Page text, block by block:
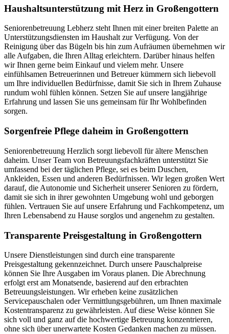
Haushalts­unterstützung mit Herz in Großengottern
Seniorenbetreuung Lebherz steht Ihnen mit einer breiten Palette an
Unterstützungsdiensten im Haushalt zur Verfügung. Von der
Reinigung über das Bügeln bis hin zum Aufräumen übernehmen wir
alle Aufgaben, die Ihren Alltag erleichtern. Darüber hinaus helfen
wir Ihnen gerne beim Einkauf und vielem mehr. Unsere
einfühlsamen Betreuerinnen und Betreuer kümmern sich liebevoll
um Ihre individuellen Bedürfnisse, damit Sie sich in Ihrem Zuhause
rundum wohl fühlen können. Setzen Sie auf unsere langjährige
Erfahrung und lassen Sie uns gemeinsam für Ihr Wohlbefinden
sorgen.
Sorgenfreie Pflege daheim in Großengottern
Seniorenbetreuung Herzlich sorgt liebevoll für ältere Menschen
daheim. Unser Team von Betreuungsfachkräften unterstützt Sie
umfassend bei der täglichen Pflege, sei es beim Duschen,
Ankleiden, Essen und anderen Bedürfnissen. Wir legen großen Wert
darauf, die Autonomie und Sicherheit unserer Senioren zu fördern,
damit sie sich in ihrer gewohnten Umgebung wohl und geborgen
fühlen. Vertrauen Sie auf unsere Erfahrung und Fachkompetenz, um
Ihren Lebensabend zu Hause sorglos und angenehm zu gestalten.
Transparente Preisgestaltung in Großengottern
Unsere Dienstleistungen sind durch eine transparente
Preisgestaltung gekennzeichnet. Durch unsere Pauschalpreise
können Sie Ihre Ausgaben im Voraus planen. Die Abrechnung
erfolgt erst am Monatsende, basierend auf den erbrachten
Betreuungsleistungen. Wir erheben keine zusätzlichen
Servicepauschalen oder Vermittlungsgebühren, um Ihnen maximale
Kostentransparenz zu gewährleisten. Auf diese Weise können Sie
sich voll und ganz auf die hochwertige Betreuung konzentrieren,
ohne sich über unerwartete Kosten Gedanken machen zu müssen.